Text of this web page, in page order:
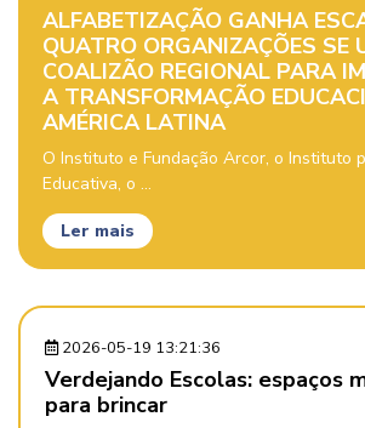
ALFABETIZAÇÃO GANHA
QUATRO ORGANIZAÇÕES SE
COALIZÃO REGIONAL PARA
A TRANSFORMAÇÃO
AMÉRICA LATINA
O Instituto e Fundação Arcor, o Instituto
Educativa, o ...
Ler mais
2026-05-19 13:21:36
Verdejando Escolas: espaços
para brincar